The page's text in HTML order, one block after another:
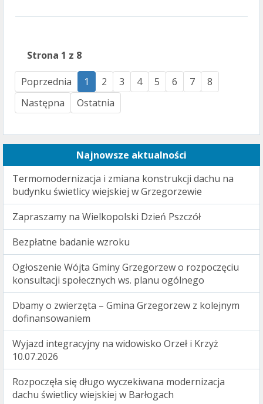
Strona 1 z 8
Poprzednia 1 2 3 4 5 6 7
8
Następna
Ostatnia
Najnowsze aktualności
Termomodernizacja i zmiana konstrukcji dachu na
budynku świetlicy wiejskiej w Grzegorzewie
Zapraszamy na Wielkopolski Dzień Pszczół
Bezpłatne badanie wzroku
Ogłoszenie Wójta Gminy Grzegorzew o rozpoczęciu
konsultacji społecznych ws. planu ogólnego
Dbamy o zwierzęta – Gmina Grzegorzew z kolejnym
dofinansowaniem
Wyjazd integracyjny na widowisko Orzeł i Krzyż
10.07.2026
Rozpoczęła się długo wyczekiwana modernizacja
dachu świetlicy wiejskiej w Barłogach